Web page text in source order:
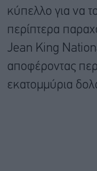
κύπελλο για να
περίπτερα
Jean King
αποφέροντας
εκατομμύρια